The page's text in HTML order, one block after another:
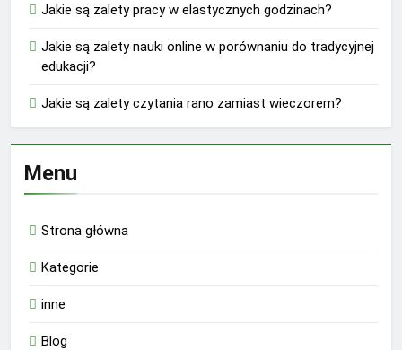
Jakie są zalety pracy w elastycznych godzinach?
Jakie są zalety nauki online w porównaniu do tradycyjnej
edukacji?
Jakie są zalety czytania rano zamiast wieczorem?
Menu
Strona główna
Kategorie
inne
Blog